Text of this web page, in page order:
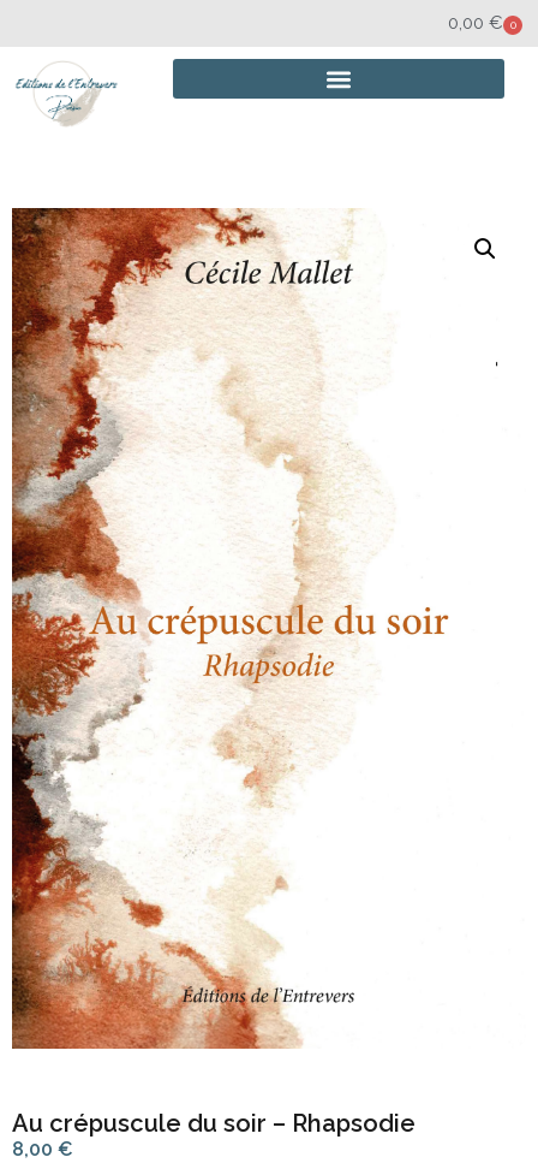
0,00 € 0
Au crépuscule du soir – Rhapsodie
8,00 €